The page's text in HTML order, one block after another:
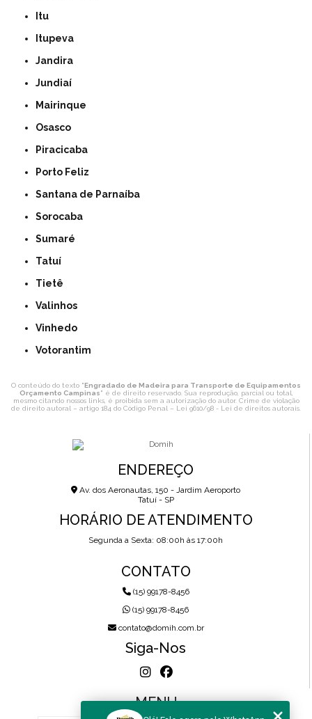
Itu
Itupeva
Jandira
Jundiaí
Mairinque
Osasco
Piracicaba
Porto Feliz
Santana de Parnaíba
Sorocaba
Sumaré
Tatuí
Tietê
Valinhos
Vinhedo
Votorantim
O conteúdo do texto "Engradado de Madeira para Transporte de Equipamentos
Orçamento Campinas" é de direito reservado. Sua reprodução, parcial ou total,
mesmo citando nossos links, é proibida sem a autorização do autor. Crime de violação
de direito autoral – artigo 184 do Código Penal – Lei 9610/98 - Lei de direitos autorais
ENDEREÇO
Av. dos Aeronautas, 150 - Jardim Aeroporto
Tatuí - SP
HORÁRIO DE ATENDIMENTO
Segunda a Sexta: 08:00h às 17:00h
CONTATO
(15) 99178-8456
(15) 99178-8456
contato@domih.com.br
Siga-Nos
MENU